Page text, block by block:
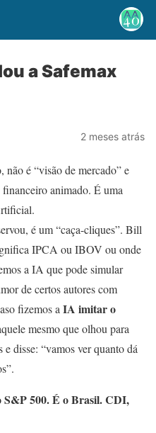
a Safemax
2 meses atrás
é “visão de mercado” e
animado. É uma
é um “caça-cliques”. Bill
IPCA ou IBOV ou onde
a IA que pode simular
de certos autores com
fizemos a IA imitar o
mesmo que olhou para
e disse: “vamos ver quanto dá
S&P 500. É o Brasil. CDI,